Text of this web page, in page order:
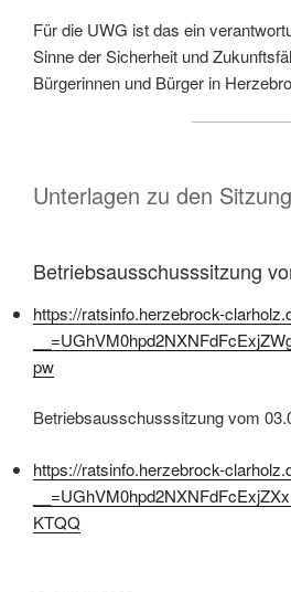
Für die UWG ist das ein
Sinne der Sicherheit und
Bürgerinnen und Bürger in
Unterlagen zu den
Betriebsausschusssitzung
https://ratsinfo.herzebrock-
pw
Betriebsausschusssitzung vom
https://ratsinfo.herzebrock-
KTQQ